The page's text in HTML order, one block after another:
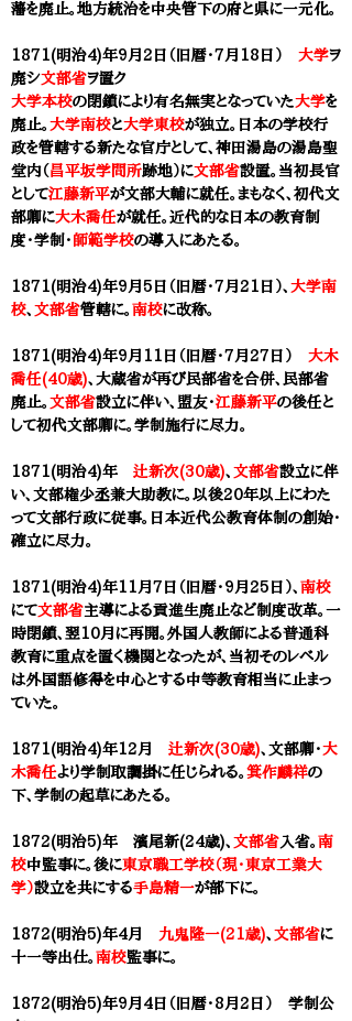
藩を廃止。地方統治を中央管下の府と県に一元化。
1871(明治4)年9月2日（旧暦・7月18日） 大学ヲ
廃シ文部省ヲ置ク
大学本校の閉鎖により有名無実となっていた大学を
廃止。 大学南校と大学東校が独立。日本の学校行
政を管轄する新たな官庁として、神田湯島の湯島聖
堂内（ 昌平坂学問所跡地）に文部省設置。当初長官
として江藤新平が文部大輔に就任。まもなく、初代文
部卿に大木喬任が就任。近代的な日本の教育制
度・学制・ 師範学校の導入にあたる。
1871(明治4)年9月5日（旧暦・7月21日）、 大学南
校、 文部省管轄に。 南校に改称。
1871(明治4)年9月11日（旧暦・7月27日）
大木
喬任(40歳)、大蔵省が再び民部省を合併、民部省
廃止。 文部省設立に伴い、盟友・江藤新平の後任と
して初代文部卿に。学制施行に尽力。
1871(明治4)年 辻新次(30歳)、 文部省設立に伴
い、文部権少丞兼大助教に。以後20年以上にわた
って文部行政に従事。日本近代公教育体制の創始・
確立に尽力。
1871(明治4)年11月7日（旧暦・9月25日）、 南校
にて文部省主導による貢進生廃止など制度改革。一
時閉鎖、翌10月に再開。外国人教師による普通科
教育に重点を置く機関となったが、当初そのレベル
は外国語修得を中心とする中等教育相当に止まっ
ていた。
1871(明治4)年12月 辻新次(30歳)、文部卿・大
木喬任より学制取調掛に任じられる。 箕作麟祥の
下、学制の起草にあたる。
1872(明治5)年 濱尾新(24歳)、 文部省 入省。 南
校中監事に。後に東京職工学校（現・東京工業大
学）設立を共にする手島精一が部下に。
1872(明治5)年4月 九鬼隆一(21歳)、 文部省に
十一等出仕。 南校監事に。
1872(明治5)年9月4日（旧暦・8月2日） 学制公